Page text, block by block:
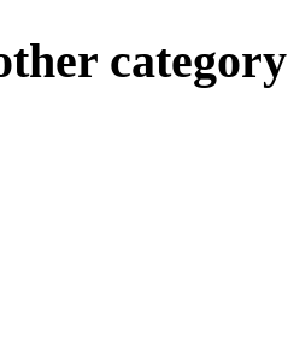
category